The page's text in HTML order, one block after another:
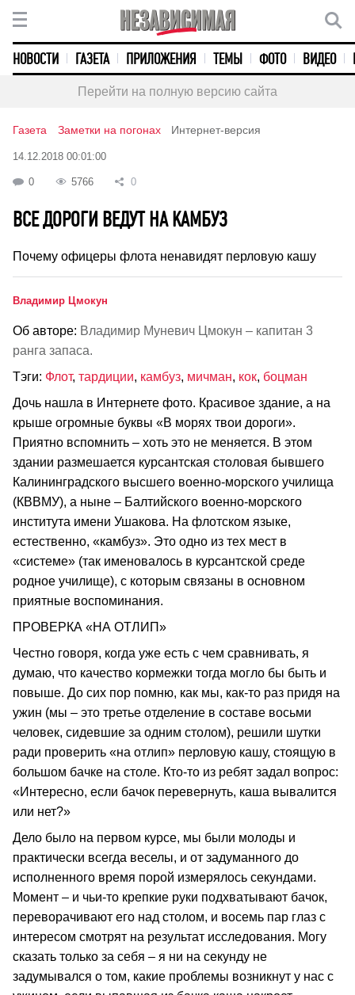
НОВОСТИ ГАЗЕТА ПРИЛОЖЕНИЯ ТЕМЫ ФОТО ВИДЕО
Перейти на полную версию сайта
Газета Заметки на погонах Интернет-версия
14.12.2018 00:01:00
0 5766 0
ВСЕ ДОРОГИ ВЕДУТ НА КАМБУЗ
Почему офицеры флота ненавидят перловую кашу
Владимир Цмокун
Об авторе: Владимир Муневич Цмокун – капитан 3
ранга запаса.
Тэги: Флот, тардиции, камбуз, мичман, кок, боцман
Дочь нашла в Интернете фото. Красивое здание, а на
крыше огромные буквы «В морях твои дороги».
Приятно вспомнить – хоть это не меняется. В этом
здании размешается курсантская столовая бывшего
Калининградского высшего военно-морского училища
(КВВМУ), а ныне – Балтийского военно-морского
института имени Ушакова. На флотском языке,
естественно, «камбуз». Это одно из тех мест в
«системе» (так именовалось в курсантской среде
родное училище), с которым связаны в основном
приятные воспоминания.
ПРОВЕРКА «НА ОТЛИП»
Честно говоря, когда уже есть с чем сравнивать, я
думаю, что качество кормежки тогда могло бы быть и
повыше. До сих пор помню, как мы, как-то раз придя на
ужин (мы – это третье отделение в составе восьми
человек, сидевшие за одним столом), решили шутки
ради проверить «на отлип» перловую кашу, стоящую в
большом бачке на столе. Кто-то из ребят задал вопрос:
«Интересно, если бачок перевернуть, каша вывалится
или нет?»
Дело было на первом курсе, мы были молоды и
практически всегда веселы, и от задуманного до
исполненного время порой измерялось секундами.
Момент – и чьи-то крепкие руки подхватывают бачок,
переворачивают его над столом, и восемь пар глаз с
интересом смотрят на результат исследования. Могу
сказать только за себя – я ни на секунду не
задумывался о том, какие проблемы возникнут у нас с